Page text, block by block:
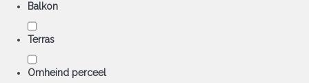
Balkon
Terras
Omheind perceel